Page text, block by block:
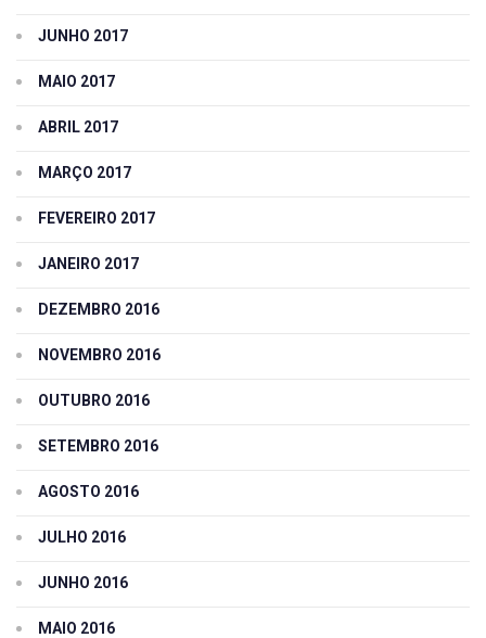
JUNHO 2017
MAIO 2017
ABRIL 2017
MARÇO 2017
FEVEREIRO 2017
JANEIRO 2017
DEZEMBRO 2016
NOVEMBRO 2016
OUTUBRO 2016
SETEMBRO 2016
AGOSTO 2016
JULHO 2016
JUNHO 2016
MAIO 2016